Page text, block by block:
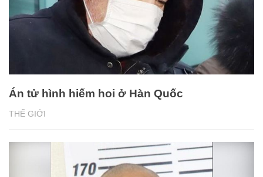
THẾ GIỚI
Án tử hình hiếm hoi ở Hàn Quốc